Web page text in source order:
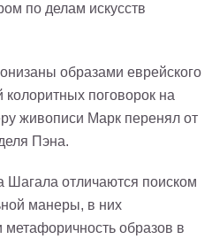
по делам искусств
образами еврейского
поговорок на
живописи Марк перенял от
Пэна.
Шагала отличаются поиском
манеры, в них
метафоричность образов в